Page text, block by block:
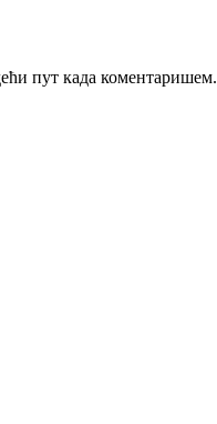
пут када коментаришем.